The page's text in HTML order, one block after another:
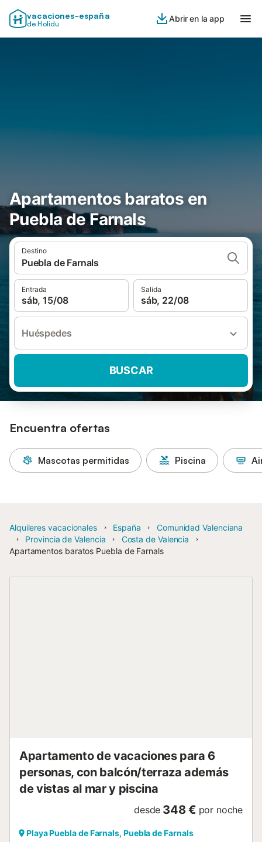
vacaciones-españa
de Holidu
Abrir en la app
Apartamentos baratos en
Puebla de Farnals
Destino
Puebla de Farnals
Entrada
sáb, 15/08
Salida
sáb, 22/08
Huéspedes
BUSCAR
Encuentra ofertas
Mascotas permitidas Piscina
Alquileres vacacionales España
Comunidad Valenciana
Provincia de Valencia
Costa de Valencia
Apartamentos baratos Puebla de Farnals
Apartamento de vacaciones para 6
personas, con balcón/terraza además
de vistas al mar y piscina
desde 348 € por noche
Playa Puebla de Farnals, Puebla de Farnals